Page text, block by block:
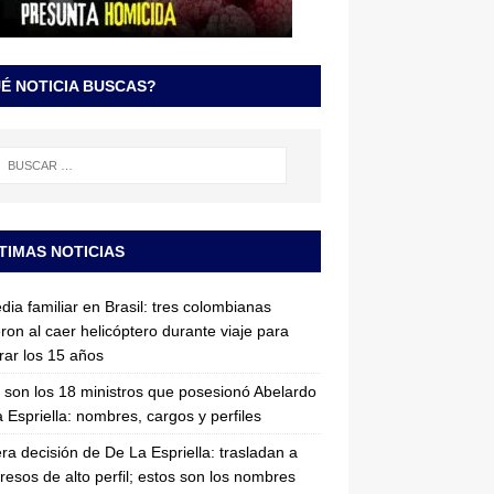
NOTICIA BUSCAS?
NOTICIAS
familiar en Brasil: tres colombianas
al caer helicóptero durante viaje para
los 15 años
son los 18 ministros que posesionó Abelardo
Espriella: nombres, cargos y perfiles
decisión de De La Espriella: trasladan a
de alto perfil; estos son los nombres